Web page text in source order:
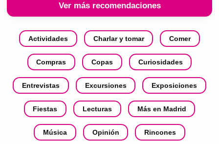
Ver más recomendaciones
Actividades Charlar y tomar Comer
Compras Copas Curiosidades
Entrevistas Excursiones Exposiciones
Fiestas Lecturas Más en Madrid
Música Opinión Rincones